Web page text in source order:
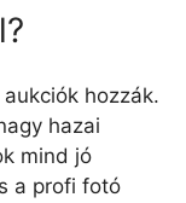
hozzák.
hazai
mind jó
a profi fotó